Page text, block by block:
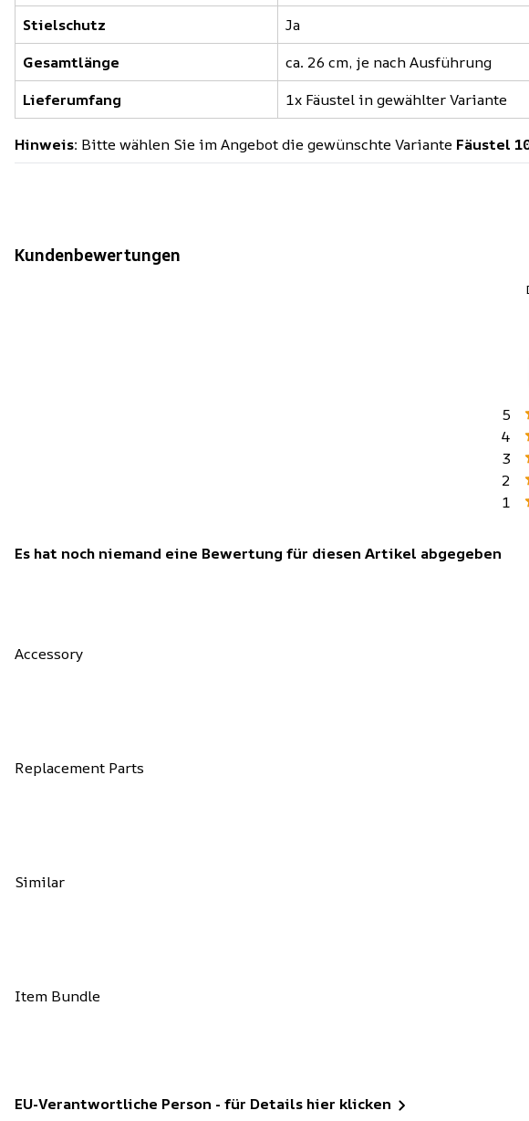
Stielschutz
Ja
Gesamtlänge
ca. 26 cm, je nach Ausführung
Lieferumfang
1x Fäustel in gewählter Variante
Hinweis: Bitte wählen Sie im Angebot die gewünschte Variante Fäustel
Kundenbewertungen
5
4
3
2
1
Es hat noch niemand eine Bewertung für diesen Artikel abgegeben
Accessory
Replacement Parts
Similar
Item Bundle
EU-Verantwortliche Person - für Details hier klicken